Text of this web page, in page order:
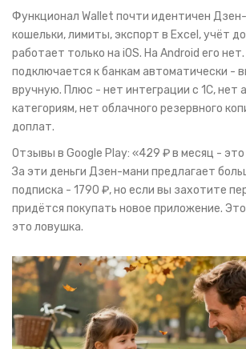
Функционал Wallet почти идентичен
кошельки, лимиты, экспорт в Excel, учёт
работает только на iOS. На Android его
подключается к банкам автоматически -
вручную. Плюс - нет интеграции с 1С, нет
категориям, нет облачного резервного
доплат.
Отзывы в Google Play: «429 ₽ в месяц -
За эти деньги Дзен-мани предлагает
подписка - 1790 ₽, но если вы захотите
придётся покупать новое приложение.
это ловушка.